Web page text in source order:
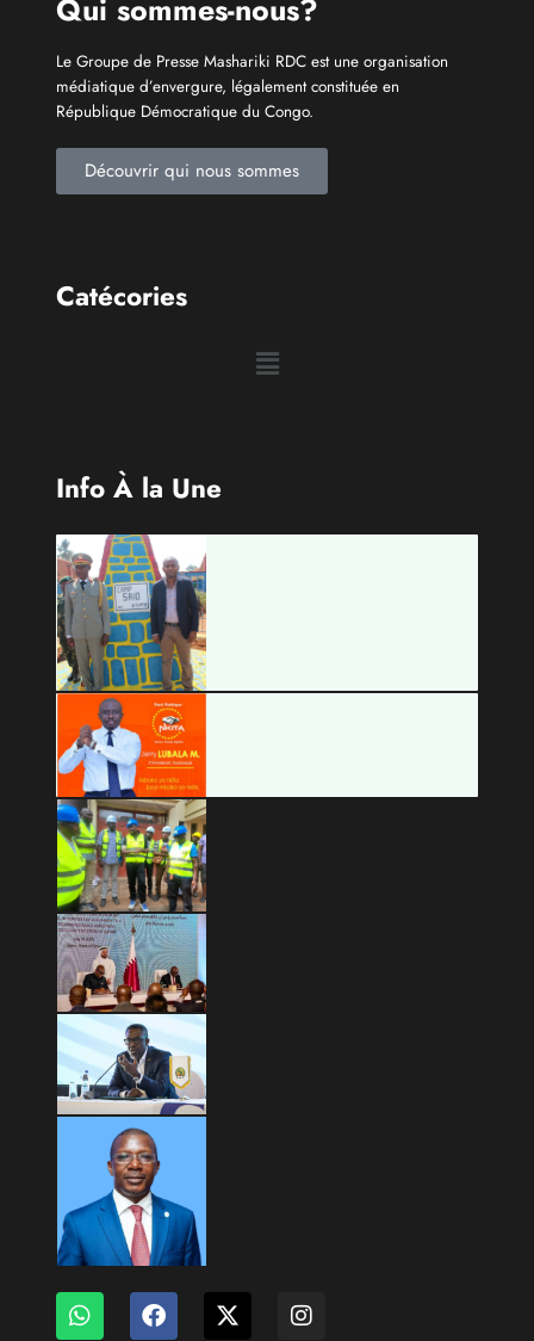
Qui sommes-nous?
Le Groupe de Presse Mashariki RDC est une organisation
médiatique d’envergure, légalement constituée en
République Démocratique du Congo.
Découvrir qui nous sommes
Catécories
Info À la Une